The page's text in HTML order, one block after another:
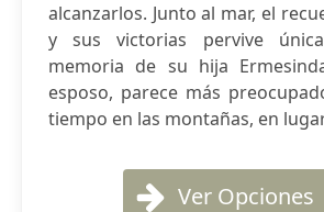
alcanzarlos. Junto al mar, el
y sus victorias pervive
memoria de su hija
esposo, parece más
tiempo en las montañas, en
Ver Opciones